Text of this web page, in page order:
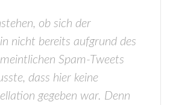
ob sich der
nicht bereits aufgrund des
Spam-Tweets
dass hier keine
gegeben war. Denn